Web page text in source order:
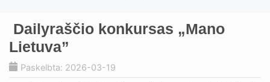
Dailyraščio konkursas „Mano
Lietuva”
Paskelbta: 2026-03-19